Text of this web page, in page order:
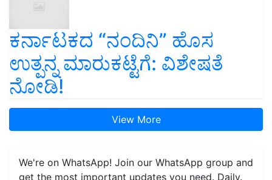
ಕರ್ನಾಟಕದ “ನಂದಿನಿ” ಹೊಸ
ಉತ್ಪನ್ನ ಮಾರುಕಟ್ಟೆಗೆ: ವಿಶೇಷತೆ
ನೋಡಿ!
View More
We're on WhatsApp! Join our WhatsApp group and
get the most important updates you need. Daily.